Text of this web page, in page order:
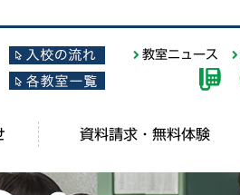
教室ニュース
資料請求・無料体験